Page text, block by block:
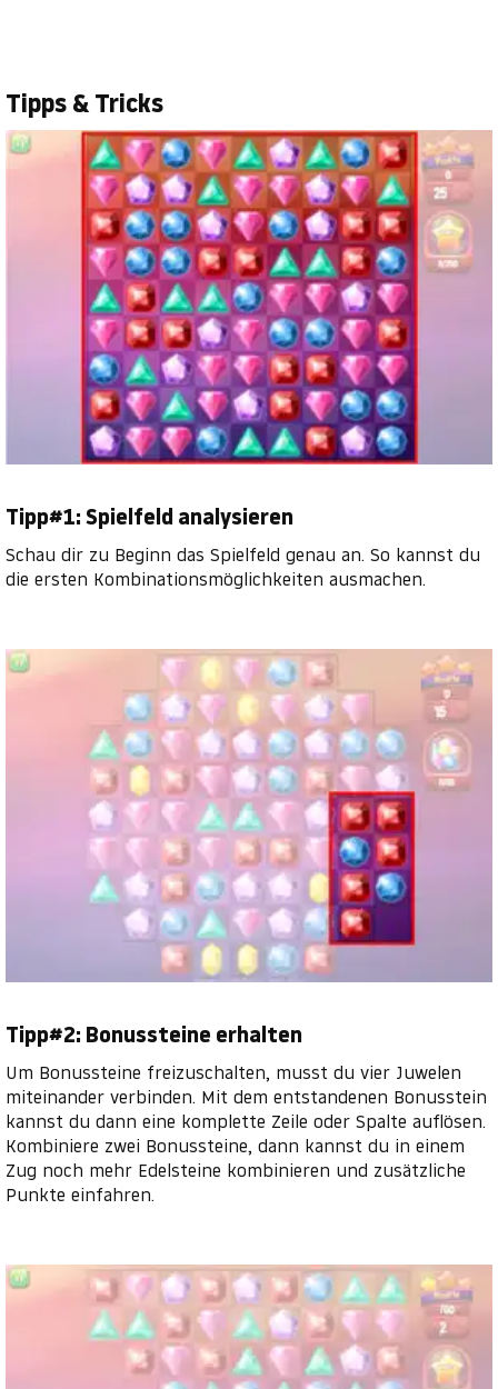
Tipps & Tricks
Tipp#1: Spielfeld analysieren
Schau dir zu Beginn das Spielfeld genau an. So kannst du
die ersten Kombinationsmöglichkeiten ausmachen.
Tipp#2: Bonussteine erhalten
Um Bonussteine freizuschalten, musst du vier Juwelen
miteinander verbinden. Mit dem entstandenen Bonusstein
kannst du dann eine komplette Zeile oder Spalte auflösen.
Kombiniere zwei Bonussteine, dann kannst du in einem
Zug noch mehr Edelsteine kombinieren und zusätzliche
Punkte einfahren.